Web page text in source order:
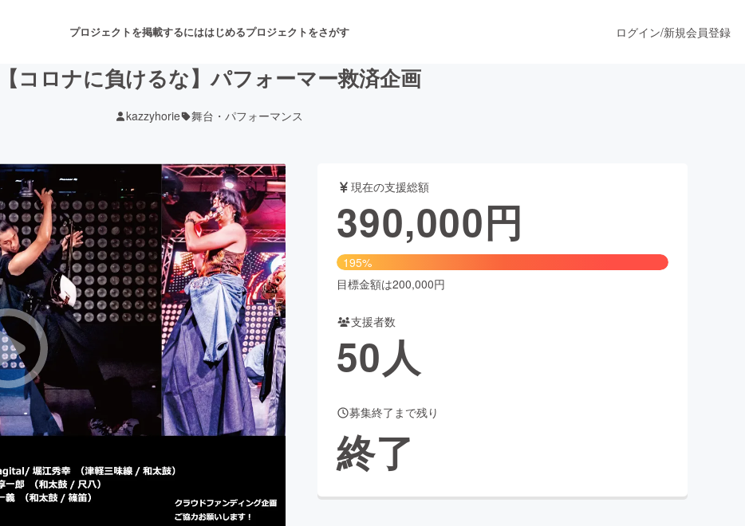
プロジェクトを掲載するにははじめるプロジェクトをさがす
音楽 舞台・パフォーマンス
ゲーム・サービス開発 フード・飲食店 ファッション
書籍・雑誌出版 アニメ・漫画
チャレンジ ビューティー・ヘルスケア
CAMPFIRE for Social GoodCAMPFIRE Creation
ログイン/新規会員登録
【コロナに負けるな】パフォーマー救済企画
kazzyhorie 舞台・パフォーマンス
現在の支援総額
390,000円
195%
目標金額は200,000円
支援者数
50人
募集終了まで残り
終了